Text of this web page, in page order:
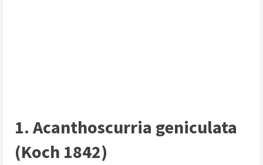
1. Acanthoscurria geniculata
(Koch 1842)